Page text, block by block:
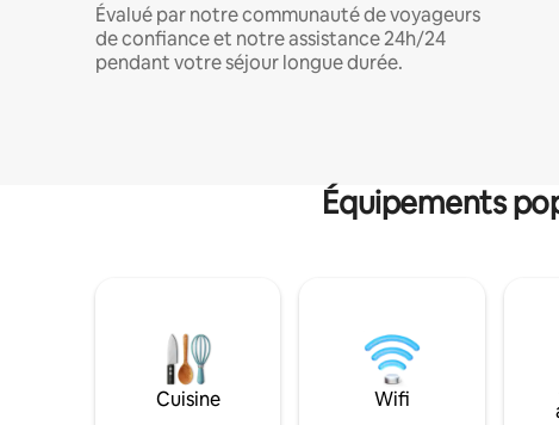
Évalué par notre communauté de voyageurs
de confiance et notre assistance 24h/24
pendant votre séjour longue durée.
Équipements
Cuisine Wifi